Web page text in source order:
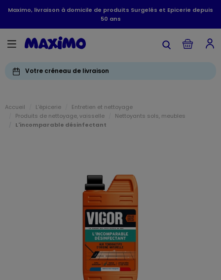
Maximo, livraison à domicile de produits Surgelés et Epicerie depuis
50 ans
Votre créneau de livraison
Accueil L'épicerie
Entretien et nettoyage
Produits de nettoyage, vaisselle
Nettoyants sols, meubles
L'incomparable désinfectant